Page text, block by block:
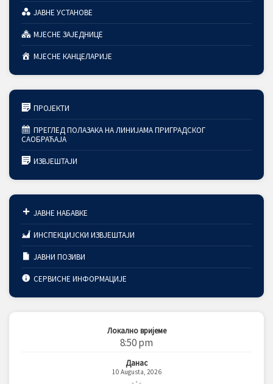
ЈАВНЕ УСТАНОВЕ
МЈЕСНЕ ЗАЈЕДНИЦЕ
МЈЕСНЕ КАНЦЕЛАРИЈЕ
ПРОЈЕКТИ
ПРЕГЛЕД ПОЛАЗАКА НА ЛИНИЈАМА ПРИГРАДСКОГ
САОБРАЋАЈА
ИЗВЈЕШТАЈИ
ЈАВНЕ НАБАВКЕ
ИНСПЕКЦИЈСКИ ИЗВЈЕШТАЈИ
ЈАВНИ ПОЗИВИ
СЕРВИСНЕ ИНФОРМАЦИЈЕ
Локално вријеме
8:50 pm
Данас
10 Augusta, 2026